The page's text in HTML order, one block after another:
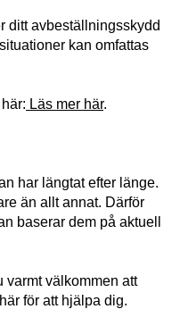
ditt avbeställningsskydd
kan omfattas
Läs mer här.
har längtat efter länge.
än allt annat. Därför
baserar dem på aktuell
varmt välkommen att
för att hjälpa dig.